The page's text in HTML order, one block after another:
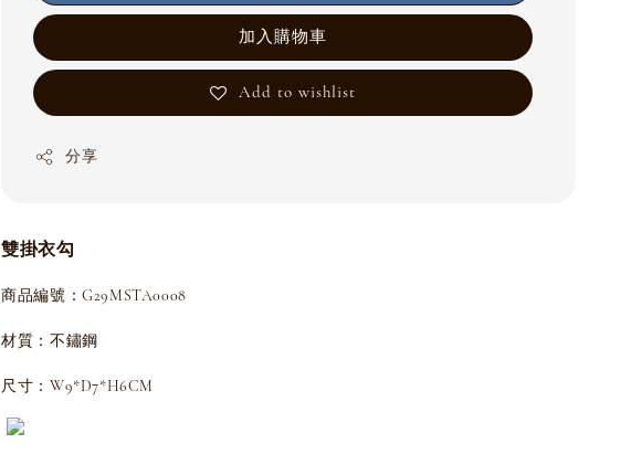
加入購物車
Add to wishlist
分享
雙掛衣勾
商品編號：G29MSTA0008
材質：不鏽鋼
尺寸：W9*D7*H6CM